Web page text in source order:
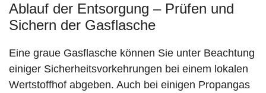
Ablauf der Entsorgung – Prüfen und
Sichern der Gasflasche
Eine graue Gasflasche können Sie unter Beachtung
einiger Sicherheitsvorkehrungen bei einem lokalen
Wertstoffhof abgeben. Auch bei einigen Propangas